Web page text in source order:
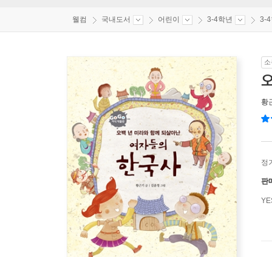
웰컴 국내도서 어린이 3-4학년 3-4
황
정
판